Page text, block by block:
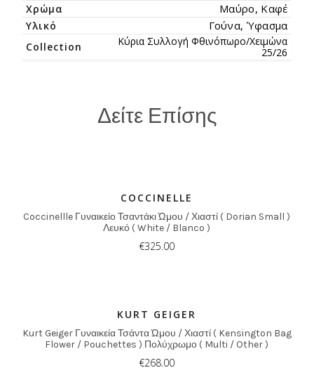
Χρώμα Μαύρο, Καφέ
Υλικό Γούνα, Ύφασμα
Collection
Κύρια Συλλογή Φθινόπωρο/Χειμώνα
25/26
Δείτε Επίσης
COCCINELLE
Coccinellle Γυναικείο Τσαντάκι Ώμου / Χιαστί ( Dorian Small )
Λευκό ( White / Blanco )
€325.00
KURT GEIGER
Kurt Geiger Γυναικεία Τσάντα Ώμου / Χιαστί ( Kensington Bag
Flower / Pouchettes ) Πολύχρωμο ( Multi / Other )
€268.00